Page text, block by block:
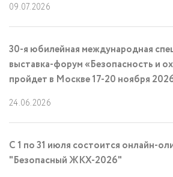
09.07.2026
30-я юбилейная международная
выставка-форум «Безопасность и
пройдет в Москве 17-20 ноября
24.06.2026
С 1 по 31 июля состоится онлайн-
"Безопасный ЖКХ-2026"